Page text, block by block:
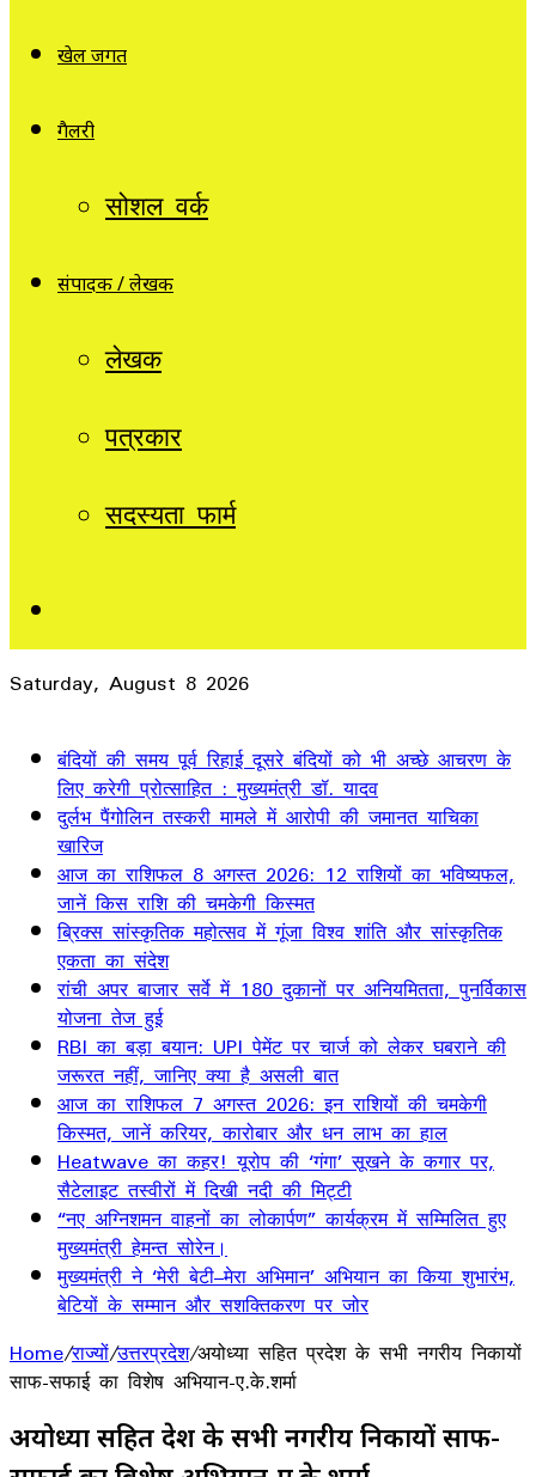
खेल जगत
गैलरी
सोशल वर्क
संपादक / लेखक
लेखक
पत्रकार
सदस्यता फार्म
Saturday, August 8 2026
बंदियों की समय पूर्व रिहाई दूसरे बंदियों को भी अच्छे आचरण के
लिए करेगी प्रोत्साहित : मुख्यमंत्री डॉ. यादव
दुर्लभ पैंगोलिन तस्करी मामले में आरोपी की जमानत याचिका
खारिज
आज का राशिफल 8 अगस्त 2026: 12 राशियों का भविष्यफल,
जानें किस राशि की चमकेगी किस्मत
ब्रिक्स सांस्कृतिक महोत्सव में गूंजा विश्व शांति और सांस्कृतिक
एकता का संदेश
रांची अपर बाजार सर्वे में 180 दुकानों पर अनियमितता, पुनर्विकास
योजना तेज हुई
RBI का बड़ा बयान: UPI पेमेंट पर चार्ज को लेकर घबराने की
जरूरत नहीं, जानिए क्या है असली बात
आज का राशिफल 7 अगस्त 2026: इन राशियों की चमकेगी
किस्मत, जानें करियर, कारोबार और धन लाभ का हाल
Heatwave का कहर! यूरोप की ‘गंगा’ सूखने के कगार पर,
सैटेलाइट तस्वीरों में दिखी नदी की मिट्टी
“नए अग्निशमन वाहनों का लोकार्पण” कार्यक्रम में सम्मिलित हुए
मुख्यमंत्री हेमन्त सोरेन।
मुख्यमंत्री ने ‘मेरी बेटी–मेरा अभिमान’ अभियान का किया शुभारंभ,
बेटियों के सम्मान और सशक्तिकरण पर जोर
Home/राज्यों/उत्तरप्रदेश/अयोध्या सहित प्रदेश के सभी नगरीय निकायों
साफ-सफाई का विशेष अभियान-ए.के.शर्मा
अयोध्या सहित प्रदेश के सभी नगरीय निकायों साफ-